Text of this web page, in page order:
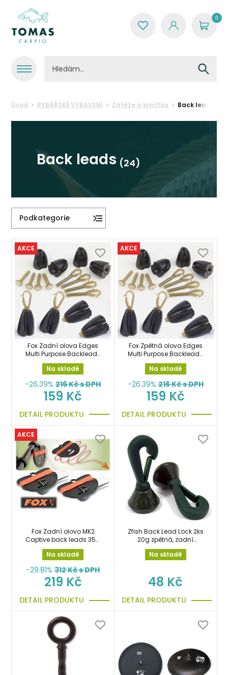
0
Úvod RYBÁŘSKÉ VYBAVENÍ Zátěže a krmítka Back leads
Back leads (24)
Podkategorie
AKCE
Fox Zadní olova Edges
Multi Purpose Backleads
multifunkční backleady
4ks 15g
Na skladě
-26.39% 216Kč s DPH
159 Kč
DETAIL PRODUKTU
AKCE
Fox Zpětná olova Edges
Multi Purpose Backleads
multifunkční backleady
4ks 5g
Na skladě
-26.39% 216Kč s DPH
159 Kč
DETAIL PRODUKTU
AKCE
Fox Zadní olovo MK2
Captive back leads 35g
zpětná zátěž
Na skladě
-29.81% 312Kč s DPH
219 Kč
DETAIL PRODUKTU
Zfish Back Lead Lock 2ks
20g zpětná, zadní
vypínací zátěž, olovo
Na skladě
48 Kč
DETAIL PRODUKTU